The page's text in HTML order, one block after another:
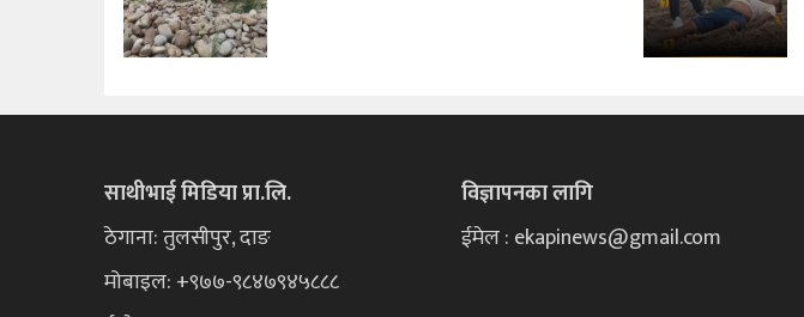
साथीभाई मिडिया प्रा.लि.
ठेगाना: तुलसीपुर, दाङ
मोबाइल: +९७७-९८४७९४५८८८
विज्ञापनका लागि
ईमेल : ekapinews@gmail.com